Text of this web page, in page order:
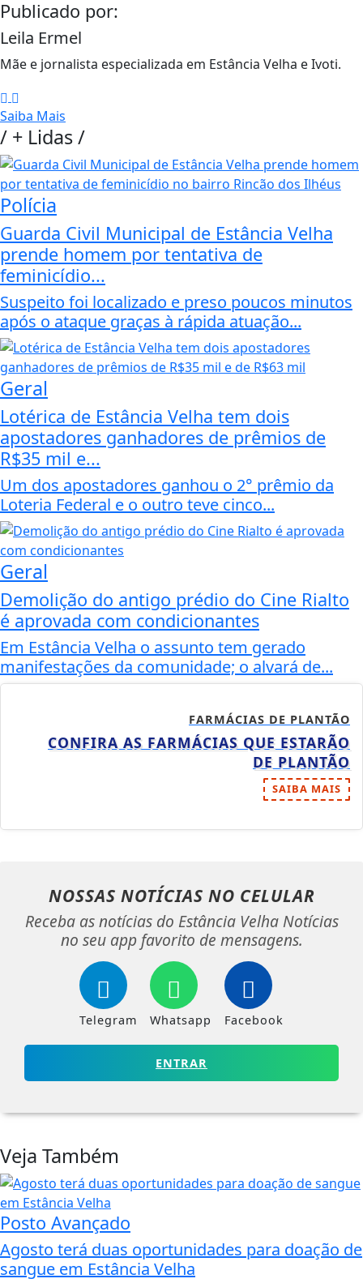
Publicado por:
Leila Ermel
Mãe e jornalista especializada em Estância Velha e Ivoti.
Saiba Mais
/ + Lidas/
Polícia
Guarda Civil Municipal de Estância Velha
prende homem por tentativa de
feminicídio...
Suspeito foi localizado e preso poucos minutos
após o ataque graças à rápida atuação...
Geral
Lotérica de Estância Velha tem dois
apostadores ganhadores de prêmios de
R$35 mil e...
Um dos apostadores ganhou o 2° prêmio da
Loteria Federal e o outro teve cinco...
Geral
Demolição do antigo prédio do Cine Rialto
é aprovada com condicionantes
Em Estância Velha o assunto tem gerado
manifestações da comunidade; o alvará de...
FARMÁCIAS DE PLANTÃO
CONFIRA AS FARMÁCIAS QUE ESTARÃO
DE PLANTÃO
SAIBA MAIS
NOSSAS NOTÍCIAS NO CELULAR
Receba as notícias do Estância Velha Notícias
no seu app favorito de mensagens.
Telegram Whatsapp Facebook
ENTRAR
Veja Também
Posto Avançado
Agosto terá duas oportunidades para doação de
sangue em Estância Velha